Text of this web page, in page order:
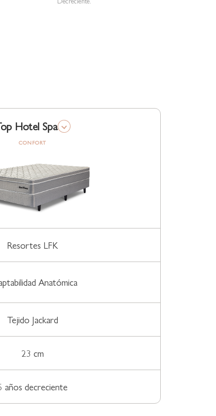
Hotel Spa
CONFORT
Resortes LFK
Anatómica
Tejido Jackard
23 cm
años decreciente